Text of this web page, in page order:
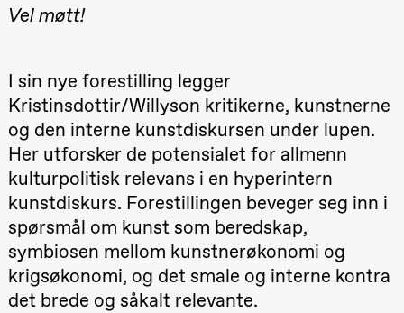
(Black Box
teater)
18:00
Pinquins &
Kjersti Alm
Eriksen
Hi sida
Store scene
(Black Box
teater)
Friday, 25 September
19:00
Goldberg
Ornate
Saturation
Store scene
Vel møtt!
I sin nye forestilling legger
Kristinsdottir/Willyson kritikerne, kunstnerne
og den interne kunstdiskursen under lupen.
Her utforsker de potensialet for allmenn
kulturpolitisk relevans i en hyperintern
kunstdiskurs. Forestillingen beveger seg inn i
spørsmål om kunst som beredskap,
symbiosen mellom kunstnerøkonomi og
krigsøkonomi, og det smale og interne kontra
det brede og såkalt relevante.